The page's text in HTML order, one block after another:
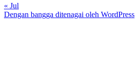
« Jul
Dengan bangga ditenagai oleh WordPress